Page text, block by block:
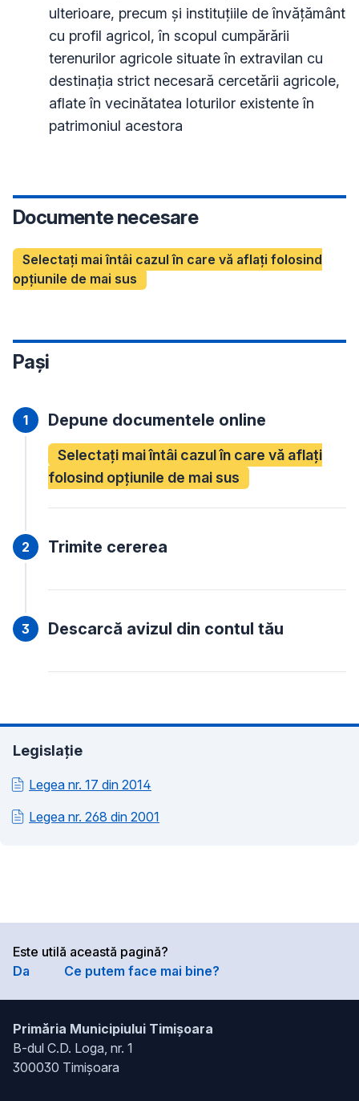
ulterioare, precum şi instituţiile de învăţământ
cu profil agricol, în scopul cumpărării
terenurilor agricole situate în extravilan cu
destinaţia strict necesară cercetării agricole,
aflate în vecinătatea loturilor existente în
patrimoniul acestora
Documente necesare
Selectați mai întâi cazul în care vă aflați folosind
opțiunile de mai sus
Pași
Depune documentele online
Selectați mai întâi cazul în care vă aflați
folosind opțiunile de mai sus
Trimite cererea
Descarcă avizul din contul tău
Legislație
Legea nr. 17 din 2014
Legea nr. 268 din 2001
Este utilă această pagină?
Da
Ce putem face mai bine?
Primăria Municipiului Timișoara
B-dul C.D. Loga, nr. 1
300030 Timișoara